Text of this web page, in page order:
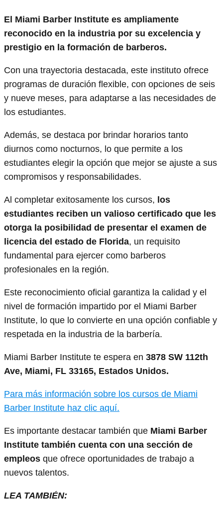
El Miami Barber Institute es ampliamente
reconocido en la industria por su excelencia y
prestigio en la formación de barberos.
Con una trayectoria destacada, este instituto ofrece
programas de duración flexible, con opciones de seis
y nueve meses, para adaptarse a las necesidades de
los estudiantes.
Además, se destaca por brindar horarios tanto
diurnos como nocturnos, lo que permite a los
estudiantes elegir la opción que mejor se ajuste a sus
compromisos y responsabilidades.
Al completar exitosamente los cursos, los
estudiantes reciben un valioso certificado que les
otorga la posibilidad de presentar el examen de
licencia del estado de Florida, un requisito
fundamental para ejercer como barberos
profesionales en la región.
Este reconocimiento oficial garantiza la calidad y el
nivel de formación impartido por el Miami Barber
Institute, lo que lo convierte en una opción confiable y
respetada en la industria de la barbería.
Miami Barber Institute te espera en 3878 SW 112th
Ave, Miami, FL 33165, Estados Unidos.
Para más información sobre los cursos de Miami
Barber Institute haz clic aquí.
Es importante destacar también que Miami Barber
Institute también cuenta con una sección de
empleos que ofrece oportunidades de trabajo a
nuevos talentos.
LEA TAMBIÉN: